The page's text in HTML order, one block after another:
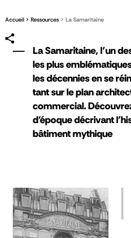
Accueil Ressources La Samaritaine
La Samaritaine, l’un
les plus
les décennies en se
tant sur le plan
commercial.
d'époque décrivant
bâtiment mythique